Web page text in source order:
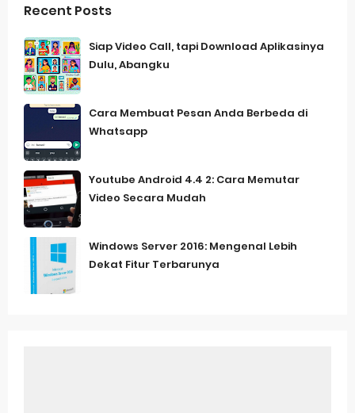
Recent Posts
Siap Video Call, tapi Download Aplikasinya
Dulu, Abangku
Cara Membuat Pesan Anda Berbeda di
Whatsapp
Youtube Android 4.4 2: Cara Memutar
Video Secara Mudah
Windows Server 2016: Mengenal Lebih
Dekat Fitur Terbarunya